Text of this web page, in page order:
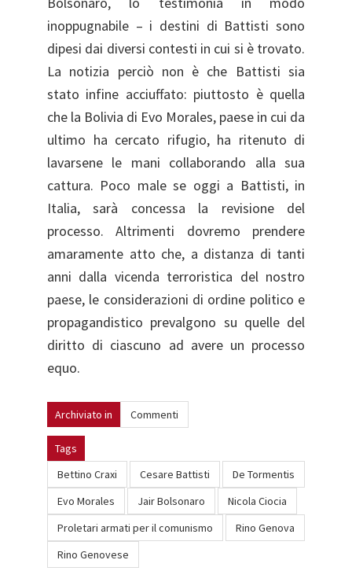
inoppugnabile – i destini di Battisti sono
dipesi dai diversi contesti in cui si è trovato.
La notizia perciò non è che Battisti sia
stato infine acciuffato: piuttosto è quella
che la Bolivia di Evo Morales, paese in cui da
ultimo ha cercato rifugio, ha ritenuto di
lavarsene le mani collaborando alla sua
cattura. Poco male se oggi a Battisti, in
Italia, sarà concessa la revisione del
processo. Altrimenti dovremo prendere
amaramente atto che, a distanza di tanti
anni dalla vicenda terroristica del nostro
paese, le considerazioni di ordine politico e
propagandistico prevalgono su quelle del
diritto di ciascuno ad avere un processo
equo.
Archiviato in Commenti
Tags
Bettino Craxi
Cesare Battisti
De Tormentis
Evo Morales
Jair Bolsonaro
Nicola Ciocia
Proletari armati per il comunismo
Rino Genova
Rino Genovese